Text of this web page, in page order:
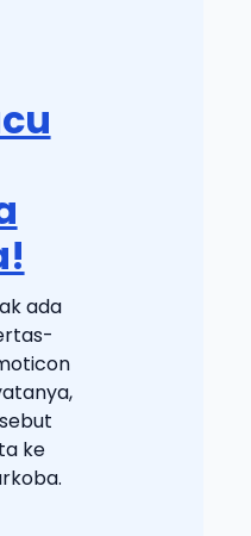
ada
ke